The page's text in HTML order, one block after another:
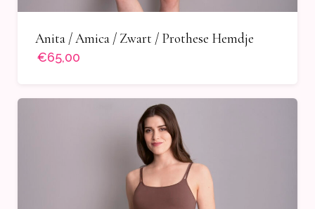
Anita / Amica / Zwart / Prothese Hemdje
€65,00